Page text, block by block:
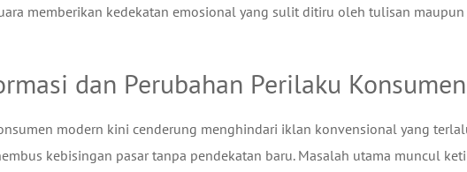
memberikan kedekatan emosional yang sulit ditiru oleh tulisan maupun
dan Perubahan Perilaku Konsumen
modern kini cenderung menghindari iklan konvensional yang
kebisingan pasar tanpa pendekatan baru. Masalah utama muncul